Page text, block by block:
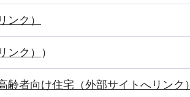
ンク）
ンク） ）
者向け住宅（外部サイトへリンク）